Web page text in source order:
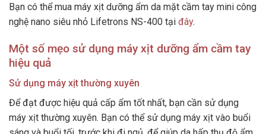
Bạn có thể mua máy xịt dưỡng ẩm da mặt cầm tay mini công
nghệ nano siêu nhỏ Lifetrons NS-400 tại đây.
Một số mẹo sử dụng máy xịt dưỡng ẩm cầm tay
hiệu quả
Sử dụng máy xịt thường xuyên
Để đạt được hiệu quả cấp ẩm tốt nhất, bạn cần sử dụng
máy xịt thường xuyên. Bạn có thể sử dụng máy xịt vào buổi